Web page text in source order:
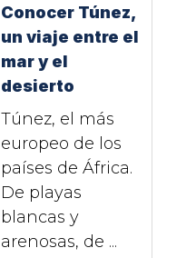
Conocer Túnez,
un viaje entre el
mar y el
desierto
Túnez, el más
europeo de los
países de África.
De playas
blancas y
arenosas, de ...